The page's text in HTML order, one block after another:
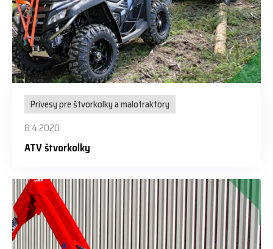
Prívesy pre štvorkolky a malotraktory
8.4.2020
ATV štvorkolky